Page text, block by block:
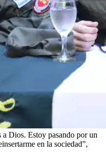
Dios. Estoy pasando por un
en la sociedad”,